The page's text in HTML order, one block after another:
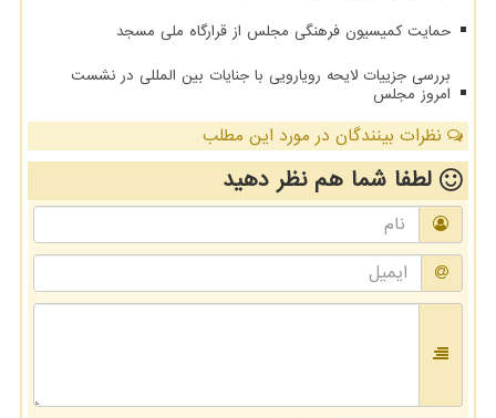
حمایت کمیسیون فرهنگی مجلس از قرارگاه ملی مسجد
بررسی جزییات لایحه رویارویی با جنایات بین المللی در نشست
امروز مجلس
نظرات بینندگان در مورد این مطلب
لطفا شما همنظر دهید